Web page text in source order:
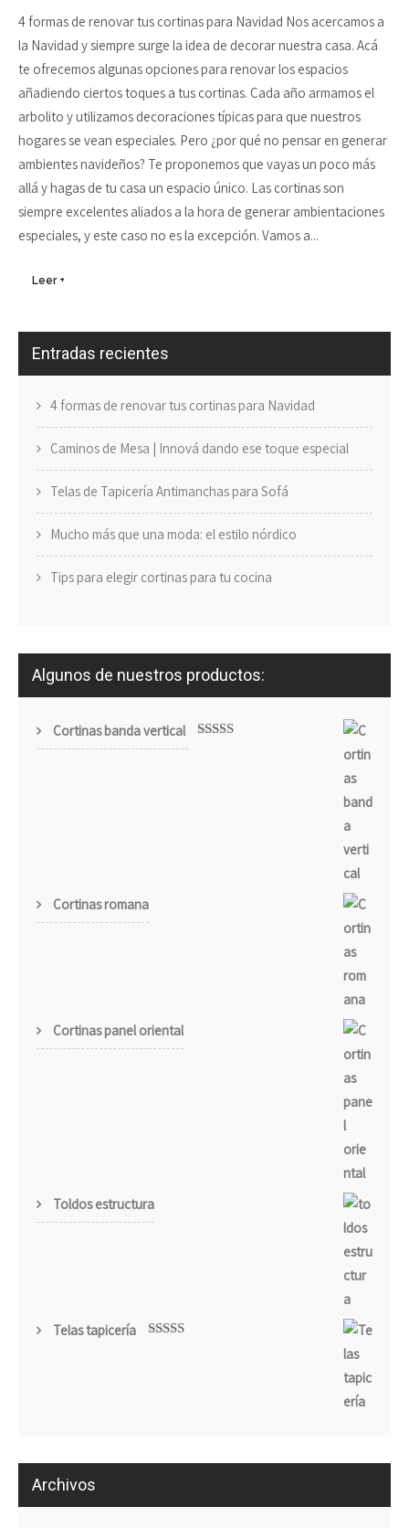
4 formas de renovar tus cortinas para Navidad Nos acercamos a
la Navidad y siempre surge la idea de decorar nuestra casa. Acá
te ofrecemos algunas opciones para renovar los espacios
añadiendo ciertos toques a tus cortinas. Cada año armamos el
arbolito y utilizamos decoraciones típicas para que nuestros
hogares se vean especiales. Pero ¿por qué no pensar en generar
ambientes navideños? Te proponemos que vayas un poco más
allá y hagas de tu casa un espacio único. Las cortinas son
siempre excelentes aliados a la hora de generar ambientaciones
especiales, y este caso no es la excepción. Vamos a...
Leer +
Entradas recientes
4 formas de renovar tus cortinas para Navidad
Caminos de Mesa | Innová dando ese toque especial
Telas de Tapicería Antimanchas para Sofá
Mucho más que una moda: el estilo nórdico
Tips para elegir cortinas para tu cocina
Algunos de nuestros productos:
Cortinas banda vertical
Cortinas romana
Cortinas panel oriental
Toldos estructura
Telas tapicería
Archivos